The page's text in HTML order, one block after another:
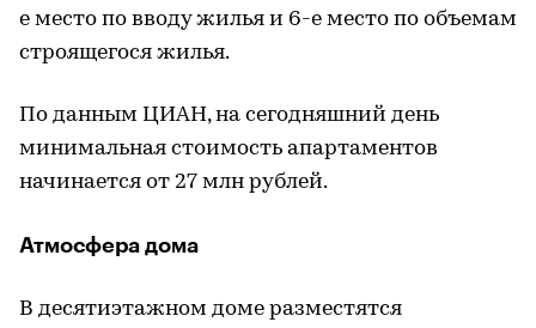
е место по вводу жилья и 6-е место по объемам
строящегося жилья.
По данным ЦИАН, на сегодняшний день
минимальная стоимость апартаментов
начинается от 27 млн рублей.
Атмосфера дома
В десятиэтажном доме разместятся